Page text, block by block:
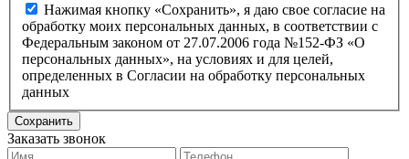
Нажимая кнопку «Сохранить», я даю свое согласие на
обработку моих персональных данных, в соответствии с
Федеральным законом от 27.07.2006 года №152-ФЗ «О
персональных данных», на условиях и для целей,
определенных в Согласии на обработку персональных
данных
Сохранить
Заказать звонок